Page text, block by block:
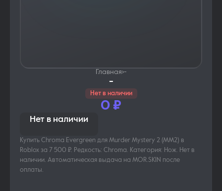
Главная›-
-
Нет в наличии
0 ₽
Нет в наличии
Купить Chroma Evergreen для Murder Mystery 2 (MM2) в
Roblox за 7 500 ₽. Редкость: Chroma. Категория: Нож. Нет в
наличии. Автоматическая выдача на MOR.SKIN после
оплаты.